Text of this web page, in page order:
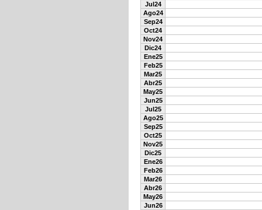
Jul24
Ago24
Sep24
Oct24
Nov24
Dic24
Ene25
Feb25
Mar25
Abr25
May25
Jun25
Jul25
Ago25
Sep25
Oct25
Nov25
Dic25
Ene26
Feb26
Mar26
Abr26
May26
Jun26